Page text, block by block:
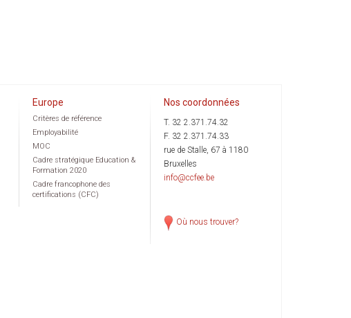
Europe
Critères de référence
Employabilité
MOC
Cadre stratégique Education &
Formation 2020
Cadre francophone des
certifications (CFC)
Nos coordonnées
T. 32 2.371.74.32
F. 32 2.371.74.33
rue de Stalle, 67 à 1180
Bruxelles
info@ccfee.be
Où nous trouver?